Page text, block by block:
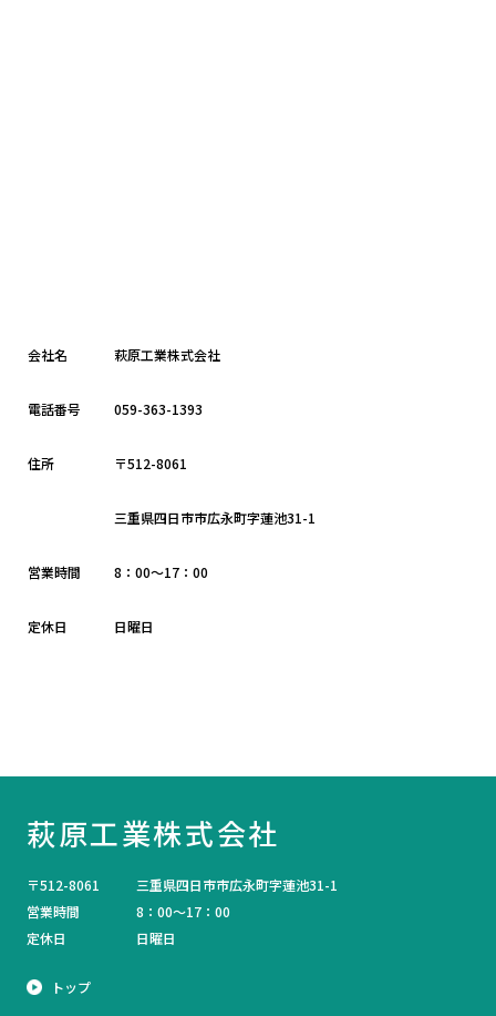
会社名 萩原工業株式会社
電話番号 059-363-1393
住所 〒512-8061
三重県四日市市広永町字蓮池31-1
営業時間 8：00～17：00
定休日 日曜日
萩原工業株式会社
〒512-8061
三重県四日市市広永町字蓮池31-1
営業時間
8：00～17：00
定休日
日曜日
トップ